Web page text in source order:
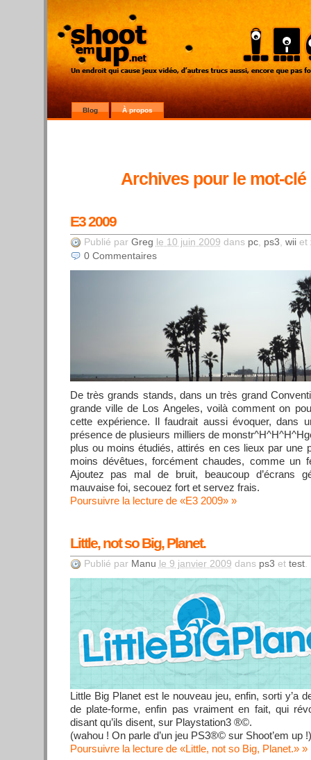
Blog À propos
Archives pour le mot-clé
E3 2009
Publié par Greg le 10 juin 2009 dans pc, ps3, wiiet
0 Commentaires
De très grands stands, dans un très grand
grande ville de Los Angeles, voilà comment on
cette expérience. Il faudrait aussi évoquer, dans
présence de plusieurs milliers de
plus ou moins étudiés, attirés en ces lieux par une
moins dévêtues, forcément chaudes, comme un
Ajoutez pas mal de bruit, beaucoup d’écrans
mauvaise foi, secouez fort et servez frais.
Poursuivre la lecture de «E3 2009»
Little, not so Big, Planet.
Publié par Manu le 9 janvier 2009 dans ps3 et test.
Little Big Planet est le nouveau jeu, enfin, sorti y’a
de plate-forme, enfin pas vraiment en fait, qui
disant qu’ils disent, sur Playstation3 ®©.
(wahou ! On parle d’un jeu PS3®© sur Shoot’em up
Poursuivre la lecture de «Little, not so Big, Planet.»